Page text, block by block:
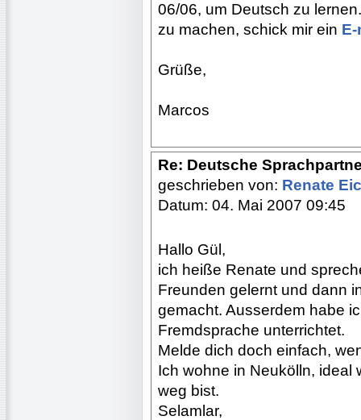
06/06, um Deutsch zu
zu machen, schick mir ein
Grüße,
Marcos
Re: Deutsche
geschrieben von: Renate
Datum: 04. Mai 2007 09:45
Hallo Gül,
ich heiße Renate und
Freunden gelernt und dann
gemacht. Ausserdem habe
Fremdsprache unterrichtet.
Melde dich doch einfach,
Ich wohne in Neukölln, ideal
weg bist.
Selamlar,